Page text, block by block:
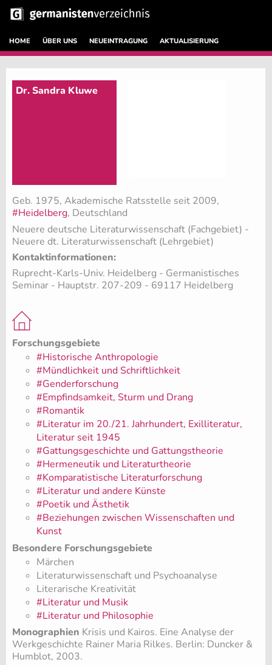
HOME ÜBER UNS NEUEINTRAGUNG AKTUALISIERUNG
Dr. Sandra Kluwe
Geb. 1975, Akademische Ratsstelle seit 2009,
#Heidelberg, Deutschland
Neuere deutsche Literaturwissenschaft (Fachgebiet) -
Neuere dt. Literaturwissenschaft (Lehrgebiet)
Kontaktinformationen:
Ruprecht-Karls-Univ. Heidelberg - Germanistisches
Seminar - Hauptstr. 207-209 - 69117 Heidelberg
Forschungsgebiete
#Historische Anthropologie
#Mündlichkeit und Schriftlichkeit
#Genderforschung
#Empfindsamkeit, Sturm und Drang
#Romantik
#Literatur im 20./21. Jahrhundert, Exilliteratur,
Literatur seit 1945
#Gattungsgeschichte und Gattungstheorie
#Hermeneutik und Literaturtheorie
#Komparatistische Literaturforschung
#Literatur und andere Künste
#Poetik und Ästhetik
#Beziehungen zwischen Wissenschaften und
Kunst
Besondere Forschungsgebiete
Märchen
Literaturwissenschaft und Psychoanalyse
Literarische Kreativität
#Literatur und Musik
#Literatur und Philosophie
Monographien Krisis und Kairos. Eine Analyse der
Werkgeschichte Rainer Maria Rilkes. Berlin: Duncker &
Humblot, 2003.